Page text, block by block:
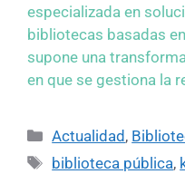
especializada en
bibliotecas basadas
supone una
en que se gestiona la
Actualidad ,
biblioteca pública,